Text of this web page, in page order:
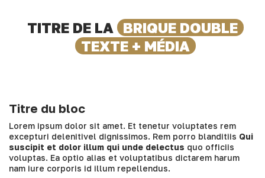
TITRE DE LA
BRIQUE DOUBLE
TEXTE + MÉDIA
Titre du bloc
Lorem ipsum dolor sit amet. Et tenetur voluptates rem
excepturi delenitivel dignissimos. Rem porro blanditiis Qui
suscipit et dolor illum qui unde delectus quo officiis
voluptas. Ea optio alias et voluptatibus dictarem harum
nam iure corporis id illum repellendus.